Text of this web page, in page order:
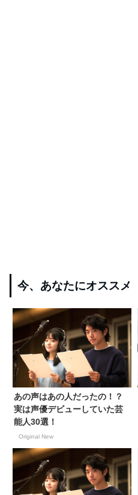
今、あなたにオススメ
あの声はあの人だったの！？
実は声優デビューしていた芸
能人30選！
Original New